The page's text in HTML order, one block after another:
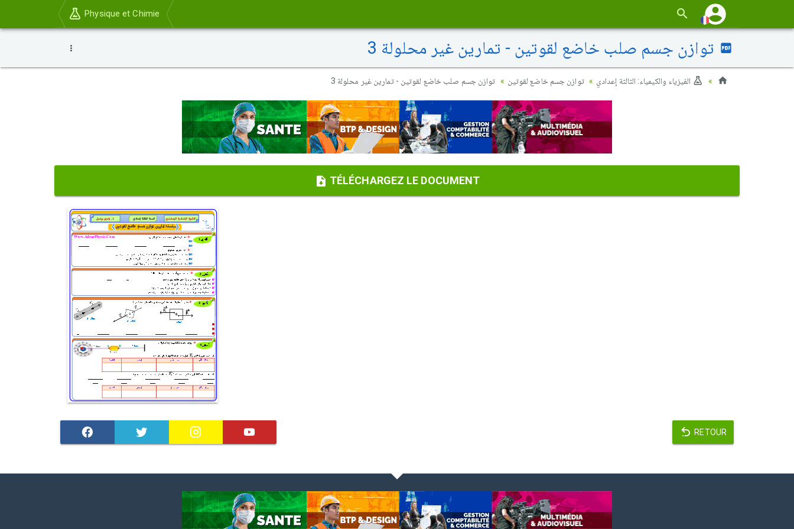
Physique et Chimie
توازن جسم صلب خاضع لقوتين - تمارين غير محلولة 3
الفيزياء والكيمياء: الثالثة إعدادي توازن جسم خاضع لقوتين توازن جسم صلب خاضع لقوتين - تمارين غير محلولة 3
TÉLÉCHARGEZ LE DOCUMENT
RETOUR